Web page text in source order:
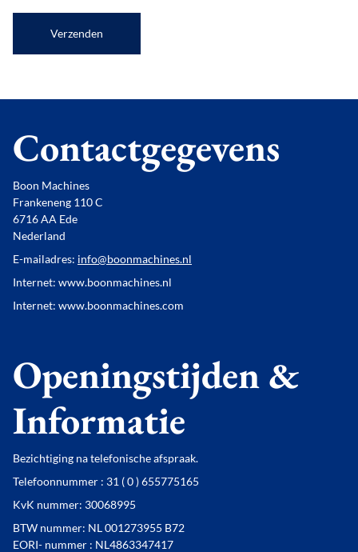
Verzenden
Contactgegevens
Boon Machines
Frankeneng 110 C
6716 AA Ede
Nederland
E-mailadres: info@boonmachines.nl
Internet: www.boonmachines.nl
Internet: www.boonmachines.com
Openingstijden &
Informatie
Bezichtiging na telefonische afspraak.
Telefoonnummer : 31 ( 0 ) 655775165
KvK nummer: 30068995
BTW nummer: NL 001273955 B72
EORI- nummer : NL4863347417